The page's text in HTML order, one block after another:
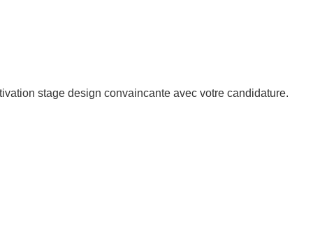
stage design convaincante avec votre candidature.